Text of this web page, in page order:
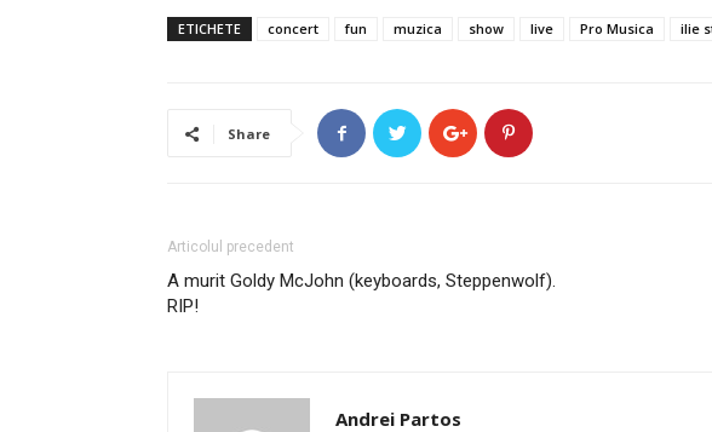
ETICHETE concert fun muzica show live Pro Musica ilie
Share
Articolul precedent
A murit Goldy McJohn (keyboards, Steppenwolf).
RIP!
Andrei Partos